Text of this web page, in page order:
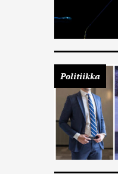
Politiikka